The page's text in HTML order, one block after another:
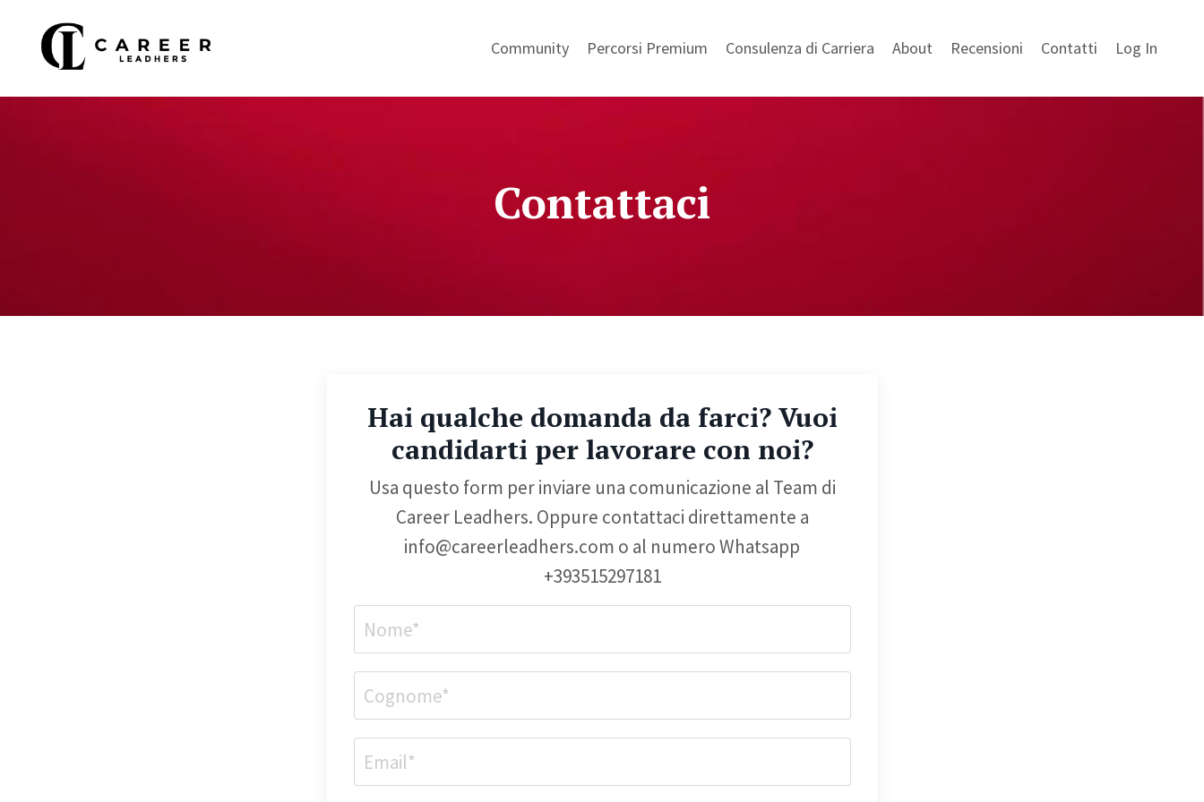
Community Percorsi Premium Consulenza di Carriera About Recensioni Contatti Log In
Contattaci
Hai qualche domanda da farci? Vuoi
candidarti per lavorare con noi?
Usa questo form per inviare una comunicazione al Team di
Career Leadhers. Oppure contattaci direttamente a
info@careerleadhers.com o al numero Whatsapp
+393515297181